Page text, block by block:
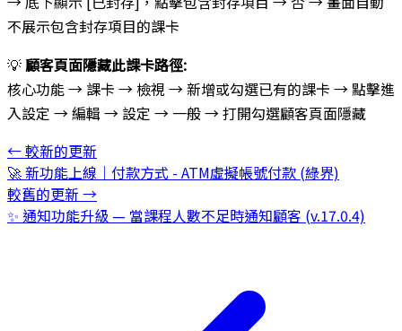
不展示包含封存項目的課卡
💡顧客頁面隱藏此課卡路徑:
核心功能 → 課卡 → 檢視 → 新增或勾選已有的課卡 → 點擊進
入設定 → 編輯 → 設定 → 一般 → 打開勾選顧客頁面隱藏
←較新的更新
🚀 新功能上線｜付款方式 - ATM虛擬帳號付款 (綠界)
較舊的更新 →
✨ 通知功能升級 — 當課程人數不足時通知顧客 (v.17.0.4)